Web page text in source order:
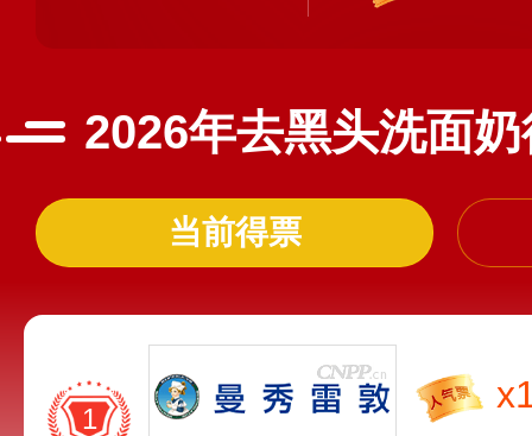
2026年去黑头洗面
当前得票
1
x